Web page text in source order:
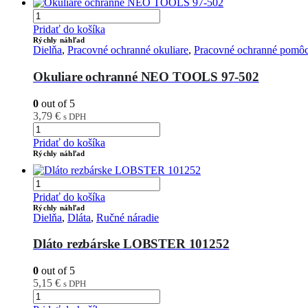
Pridať do košíka
Rýchly náhľad
Dielňa, Pracovné ochranné okuliare, Pracovné ochranné
Okuliare ochranné NEO TOOLS 97-502
0 out of 5
3,79 € s DPH
Pridať do košíka
Rýchly náhľad
Pridať do košíka
Rýchly náhľad
Dielňa, Dláta, Ručné náradie
Dláto rezbárske LOBSTER 101252
0 out of 5
5,15 € s DPH